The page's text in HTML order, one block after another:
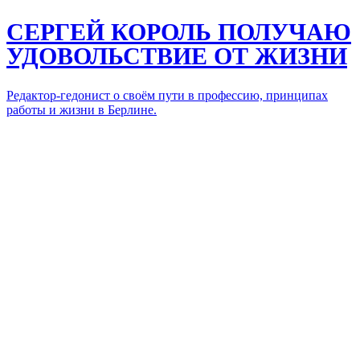
СЕРГЕЙ КОРОЛЬ ПОЛУЧАЮ
УДОВОЛЬСТВИЕ ОТ ЖИЗНИ
Редактор-гедонист о своём пути в профессию, принципах
работы и жизни в Берлине.